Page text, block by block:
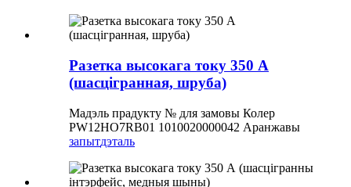
Разетка высокага току 350 А
(шасцігранная, шруба)
Мадэль прадукту № для замовы Колер
PW12HO7RB01 1010020000042 Аранжавы
запытдэталь